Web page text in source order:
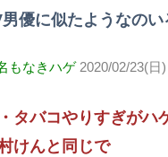
優に似たようなのい
もなきハゲ 2020/02/23(日
タバコやりすぎがハ
けんと同じで